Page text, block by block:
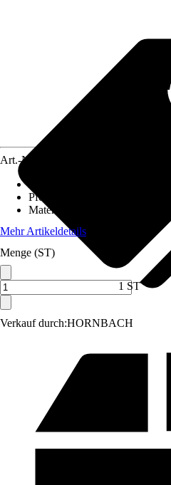
Verkauf durch:HORNBACH
Art.-Nr.
Pfostenstärke
Material
Mehr Artikeldetails
Menge (ST)
1 ST